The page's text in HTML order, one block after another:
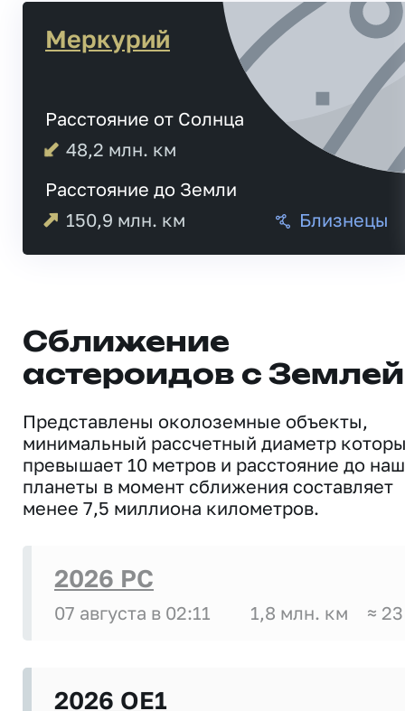
Меркурий
Расстояние от Солнца
48,2 млн. км
Расстояние до Земли
150,9 млн. км Близнецы
Сближение
астероидов с Землей
Представлены околоземные объекты,
минимальный рассчетный диаметр
превышает 10 метров и расстояние до
планеты в момент сближения составляет
менее 7,5 миллиона километров.
2026 PC
07 августа в 02:11 1,8 млн. км ≈
2026 OE1